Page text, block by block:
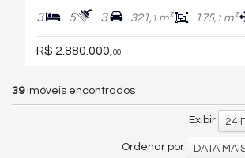
3 5 3 321, 1 m² 175, 1 m²
R$ 2.880.000, 00
39imóveis encontrados
Exibir 24
Ordenar por DATA